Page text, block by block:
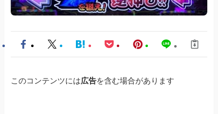
このコンテンツには広告を含む場合があります